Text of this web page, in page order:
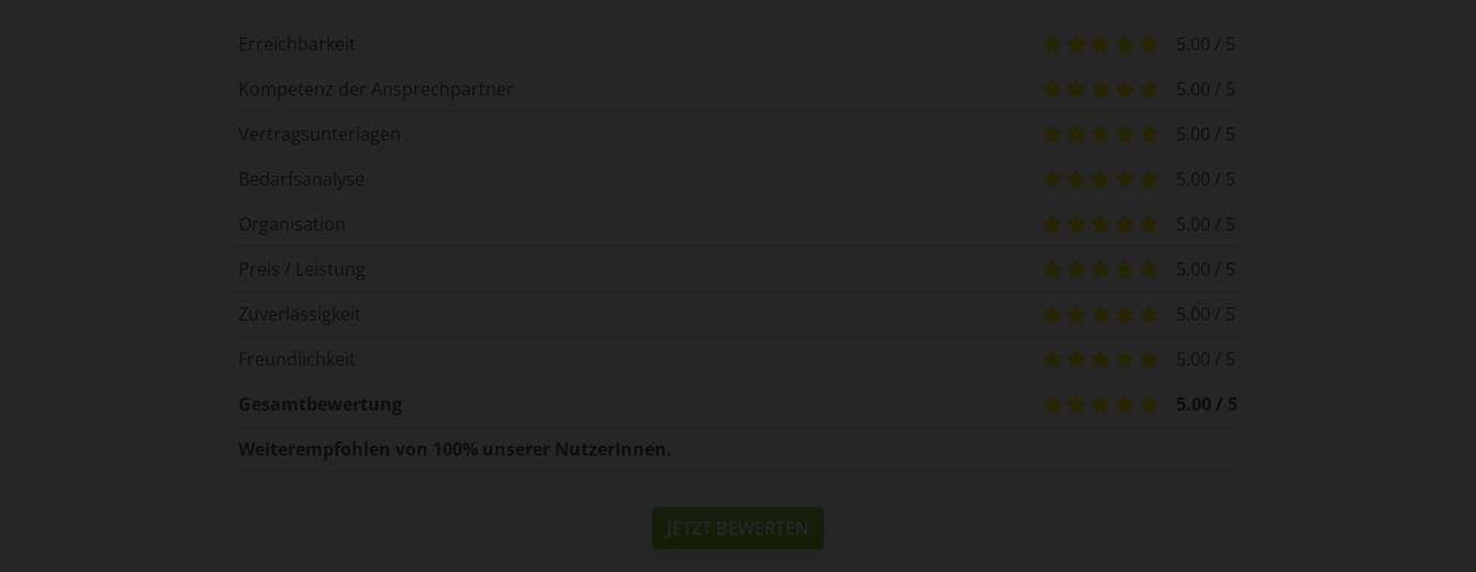
Erreichbarkeit
5.00 / 5
Kompetenz der Ansprechpartner
5.00 / 5
Vertragsunterlagen
5.00 / 5
Bedarfsanalyse
5.00 / 5
Organisation
5.00 / 5
Preis / Leistung
5.00 / 5
Zuverlässigkeit
5.00 / 5
Freundlichkeit
5.00 / 5
Gesamtbewertung
5.00 / 5
Weiterempfohlen von 100% unserer NutzerInnen.
JETZT BEWERTEN